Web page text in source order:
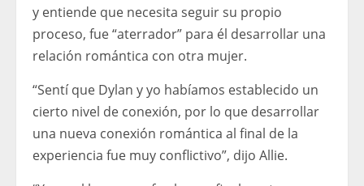
y entiende que necesita seguir su propio
proceso, fue “aterrador” para él desarrollar una
relación romántica con otra mujer.
“Sentí que Dylan y yo habíamos establecido un
cierto nivel de conexión, por lo que desarrollar
una nueva conexión romántica al final de la
experiencia fue muy conflictivo”, dijo Allie.